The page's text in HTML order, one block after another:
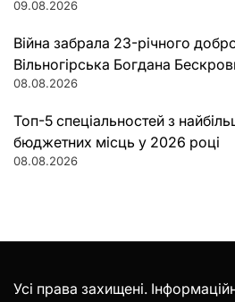
09.08.2026
Війна забрала 23-річного
Вільногірська Богдана
08.08.2026
Топ-5 спеціальностей з
бюджетних місць у 2026 році
08.08.2026
Усі права захищені.